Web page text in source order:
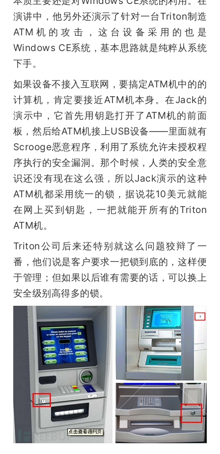
演讲中，他另外还演示了针对一台Triton制造
ATM机的攻击，这台设备采用的也是
Windows CE系统，基本思路就是纯粹从系统
下手。
如果设备不接入互联网，要搞定ATM机中的的
计算机，肯定要接近ATM机本身。在Jack的
演示中，它首先用钥匙打开了ATM机的前面
板，然后给ATM机接上USB设备——里面就有
Scrooge恶意程序，利用了系统允许未授权程
序执行的安全漏洞。那个时候，人类的安全意
识还没有现在这么强，所以Jack演示的这种
ATM机都采用统一的锁，据说花10美元就能
在网上买到钥匙，一把就能开所有的Triton
ATM机。
Triton公司后来还特别就这么问题狡辩了一
番，他们说是客户要求一把锁到底的，这样便
于管理；但如果以后谁有需要的话，可以换上
安全级别高得多的锁。